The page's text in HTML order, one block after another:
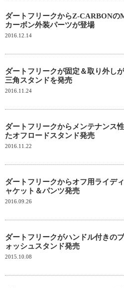
ダートフリークからZ-CARBONの
カーボン外装パーツが登場
2016.12.14
ダートフリークが固定＆取り外し
三角スタンドを発売
2016.11.24
ダートフリークからメンテナンス
たオフロードスタンド発売
2016.11.22
ダートフリークからオフ用ライデ
ャケット＆パンツ発売
2016.09.26
ダートフリークがハンドル付きの
ォッシュスタンド発売
2015.10.08